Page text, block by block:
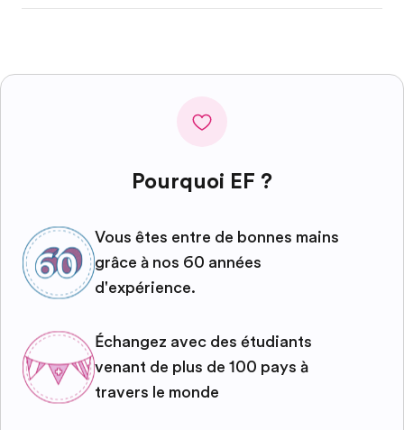
Pourquoi EF ?
Vous êtes entre de bonnes mains
grâce à nos 60 années
d'expérience.
Échangez avec des étudiants
venant de plus de 100 pays à
travers le monde